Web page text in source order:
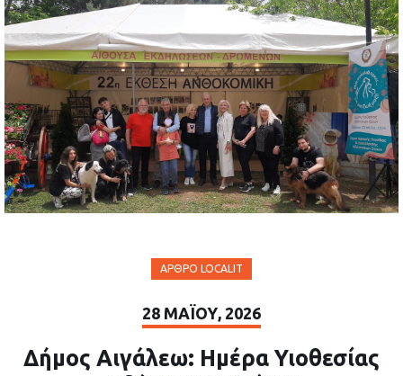
ΆΡΘΡΟ LOCALIT
28 ΜΑΪ́ΟΥ, 2026
Δήμος Αιγάλεω: Ημέρα Υιοθεσίας